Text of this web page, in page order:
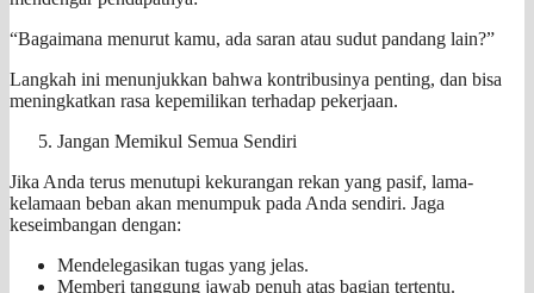
“Bagaimana menurut kamu, ada saran atau sudut pandang lain?”
Langkah ini menunjukkan bahwa kontribusinya penting, dan bisa
meningkatkan rasa kepemilikan terhadap pekerjaan.
Jangan Memikul Semua Sendiri
Jika Anda terus menutupi kekurangan rekan yang pasif, lama-
kelamaan beban akan menumpuk pada Anda sendiri. Jaga
keseimbangan dengan:
Mendelegasikan tugas yang jelas.
Memberi tanggung jawab penuh atas bagian tertentu.